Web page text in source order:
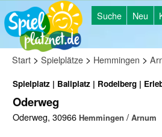
Suche Neu
Start > Spielplätze > Hemmingen >
Spielplatz | Ballplatz | Rodelberg |
Oderweg
Oderweg, 30966 Hemmingen / Arnum